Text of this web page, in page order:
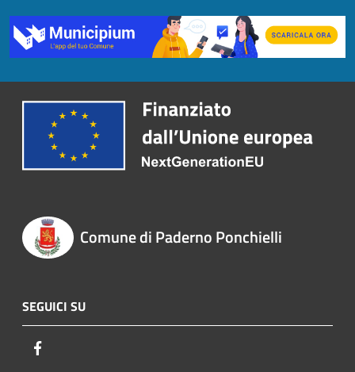
Comune di Paderno Ponchielli
SEGUICI SU